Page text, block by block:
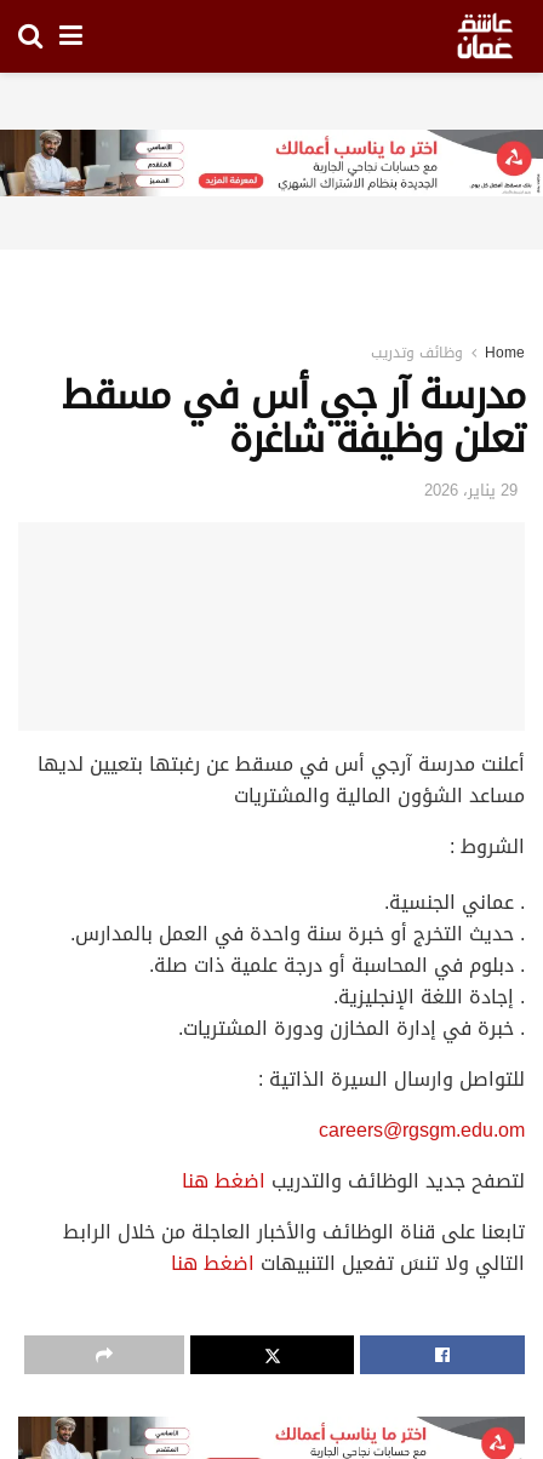
Home وظائف وتدريب
مدرسة آر جي أس في مسقط
تعلن وظيفة شاغرة
29 يناير، 2026
أعلنت مدرسة آرجي أس في مسقط عن رغبتها بتعيين لديها
مساعد الشؤون المالية والمشتريات
الشروط :
. عماني الجنسية.
. حديث التخرج أو خبرة سنة واحدة في العمل بالمدارس.
. دبلوم في المحاسبة أو درجة علمية ذات صلة.
. إجادة اللغة الإنجليزية.
. خبرة في إدارة المخازن ودورة المشتريات.
للتواصل وارسال السيرة الذاتية :
careers@rgsgm.edu.om
لتصفح جديد الوظائف والتدريب اضغط هنا
تابعنا على قناة الوظائف والأخبار العاجلة من خلال الرابط
التالي ولا تنسَ تفعيل التنبيهات اضغط هنا